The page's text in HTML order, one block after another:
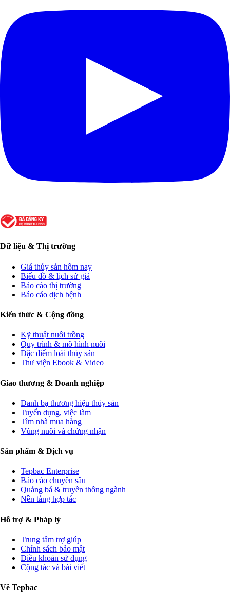
Dữ liệu & Thị trường
Giá thủy sản hôm nay
Biểu đồ & lịch sử giá
Báo cáo thị trường
Báo cáo dịch bệnh
Kiến thức & Cộng đồng
Kỹ thuật nuôi trồng
Quy trình & mô hình nuôi
Đặc điểm loài thủy sản
Thư viện Ebook & Video
Giao thương & Doanh nghiệp
Danh bạ thương hiệu thủy sản
Tuyển dụng, việc làm
Tìm nhà mua hàng
Vùng nuôi và chứng nhận
Sản phẩm & Dịch vụ
Tepbac Enterprise
Báo cáo chuyên sâu
Quảng bá & truyền thông ngành
Nền tảng hợp tác
Hỗ trợ & Pháp lý
Trung tâm trợ giúp
Chính sách bảo mật
Điều khoản sử dụng
Cộng tác và bài viết
Về Tepbac